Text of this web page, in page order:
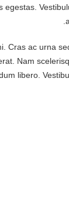
Cras ac urna
Nam
libero.